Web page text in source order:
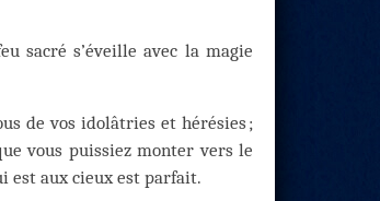
sacré s’éveille avec la magie
de vos idolâtries et hérésies ;
vous puissiez monter vers le
est aux cieux est parfait.